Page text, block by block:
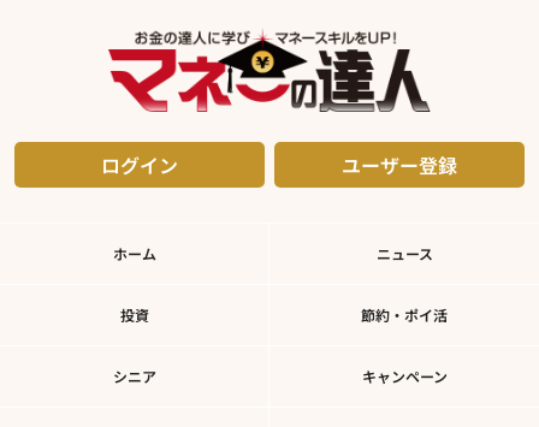
ログイン ユーザー登録
ホーム ニュース
投資 節約・ポイ活
シニア キャンペーン